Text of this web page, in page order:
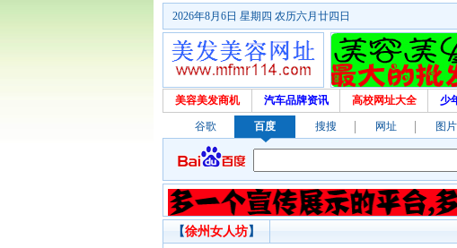
2026年8月6日 星期四 农历六月廿四日
美容美发商机 汽车品牌资讯 高校网址大全 少
谷歌 百度 搜搜 网址 图片
【徐州女人坊】